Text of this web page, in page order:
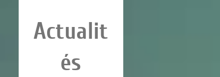
Actualit
és